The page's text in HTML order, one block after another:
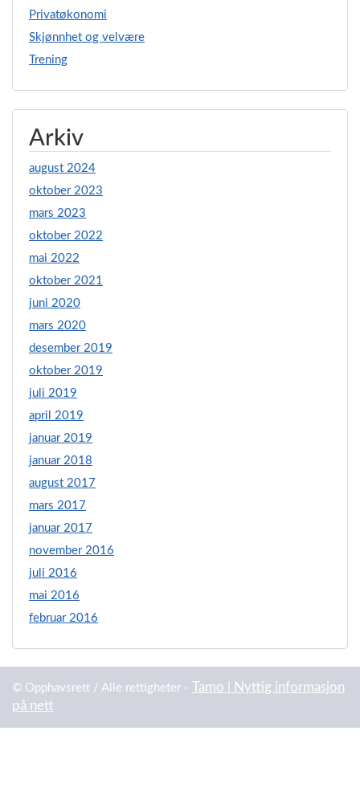
Privatøkonomi
Skjønnhet og velvære
Trening
Arkiv
august 2024
oktober 2023
mars 2023
oktober 2022
mai 2022
oktober 2021
juni 2020
mars 2020
desember 2019
oktober 2019
juli 2019
april 2019
januar 2019
januar 2018
august 2017
mars 2017
januar 2017
november 2016
juli 2016
mai 2016
februar 2016
© Opphavsrett / Alle rettigheter -
Tamo | Nyttig informasjon
på nett